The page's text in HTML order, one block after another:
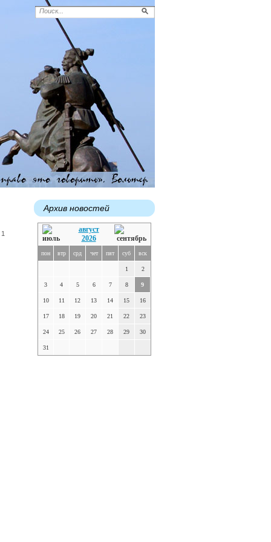
Архив новостей
август
2026
пон втр срд чет пят суб вск
1 2
3 4 5 6 7 8 9
10 11 12 13 14 15 16
17 18 19 20 21 22 23
24 25 26 27 28 29 30
31